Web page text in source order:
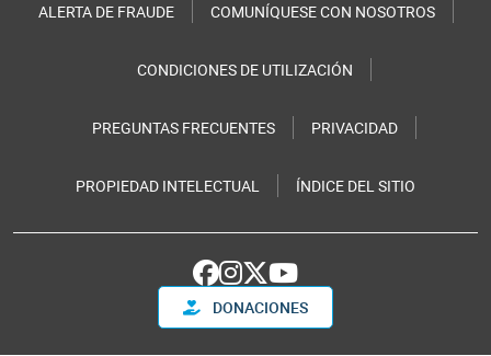
ALERTA DE FRAUDE COMUNÍQUESE CON NOSOTROS
CONDICIONES DE UTILIZACIÓN
PREGUNTAS FRECUENTES PRIVACIDAD
PROPIEDAD INTELECTUAL ÍNDICE DEL SITIO
DONACIONES